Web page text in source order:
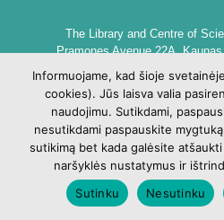
The Library and Centre of
Pramones Avenue 22A,
Head of the Library dr.
Kauno kolegijos biblioteka ir
Pramonės pr. 22A, Kaunas
Bibliotekos vadovė
Informuojame, kad šioje
cookies). Jūs laisva valia
naudojimu. Sutikdami,
nesutikdami paspauskite
sutikimą bet kada galėsite
naršyklės nustatymus ir
Sutinku
Nesutinku